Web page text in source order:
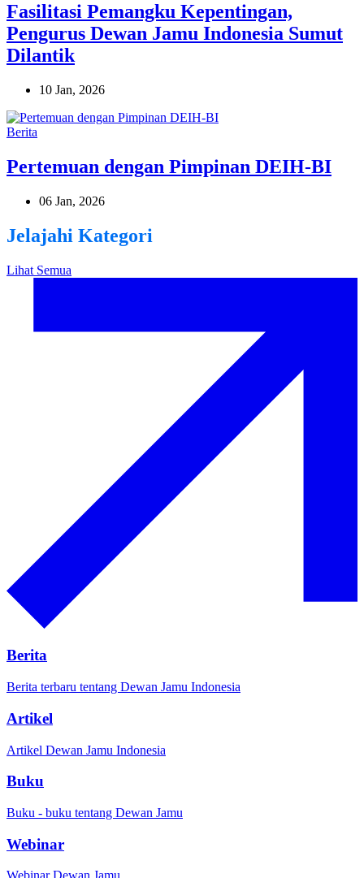
Fasilitasi Pemangku Kepentingan,
Pengurus Dewan Jamu Indonesia Sumut
Dilantik
10 Jan, 2026
Berita
Pertemuan dengan Pimpinan DEIH-BI
06 Jan, 2026
Jelajahi Kategori
Lihat Semua
Berita
Berita terbaru tentang Dewan Jamu Indonesia
Artikel
Artikel Dewan Jamu Indonesia
Buku
Buku - buku tentang Dewan Jamu
Webinar